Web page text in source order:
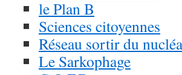
le Plan B
Sciences citoyennes
Réseau sortir du
Le Sarkophage